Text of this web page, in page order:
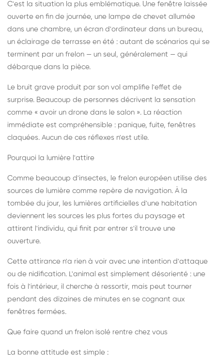
C'est la situation la plus emblématique. Une fenêtre laissée
ouverte en fin de journée, une lampe de chevet allumée
dans une chambre, un écran d'ordinateur dans un bureau,
un éclairage de terrasse en été : autant de scénarios qui se
terminent par un frelon — un seul, généralement — qui
débarque dans la pièce.
Le bruit grave produit par son vol amplifie l'effet de
surprise. Beaucoup de personnes décrivent la sensation
comme « avoir un drone dans le salon ». La réaction
immédiate est compréhensible : panique, fuite, fenêtres
claquées. Aucun de ces réflexes n'est utile.
Pourquoi la lumière l'attire
Comme beaucoup d'insectes, le frelon européen utilise des
sources de lumière comme repère de navigation. À la
tombée du jour, les lumières artificielles d'une habitation
deviennent les sources les plus fortes du paysage et
attirent l'individu, qui finit par entrer s'il trouve une
ouverture.
Cette attirance n'a rien à voir avec une intention d'attaque
ou de nidification. L'animal est simplement désorienté : une
fois à l'intérieur, il cherche à ressortir, mais peut tourner
pendant des dizaines de minutes en se cognant aux
fenêtres fermées.
Que faire quand un frelon isolé rentre chez vous
La bonne attitude est simple :